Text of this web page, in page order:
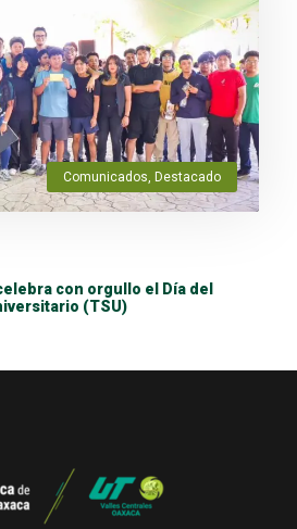
Comunicados, Destacado
con orgullo el Día del
(TSU)